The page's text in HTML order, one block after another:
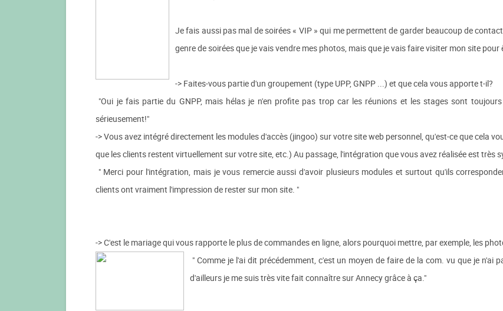
Je fais aussi pas mal de soirées « VIP » qui me permettent de garder beaucoup de
genre de soirées que je vais vendre mes photos, mais que je vais faire visiter mon site
-> Faites-vous partie d'un groupement (type UPP, GNPP ...) et que cela vous apporte t-il?
"Oui je fais partie du GNPP, mais hélas je n'en profite pas trop car les réunions et les stages sont
sérieusement!"
-> Vous avez intégré directement les modules d'accès (jingoo) sur votre site web personnel, qu'est-ce que cela
que les clients restent virtuellement sur votre site, etc.) Au passage, l'intégration que vous avez réalisée est très
" Merci pour l'intégration, mais je vous remercie aussi d'avoir plusieurs modules et surtout qu'ils
clients ont vraiment l'impression de rester sur mon site. "
-> C'est le mariage qui vous rapporte le plus de commandes en ligne, alors pourquoi mettre, par exemple, les
" Comme je l'ai dit précédemment, c'est un moyen de faire de la com. vu que je n'ai
d'ailleurs je me suis très vite fait connaître sur Annecy grâce à ça."